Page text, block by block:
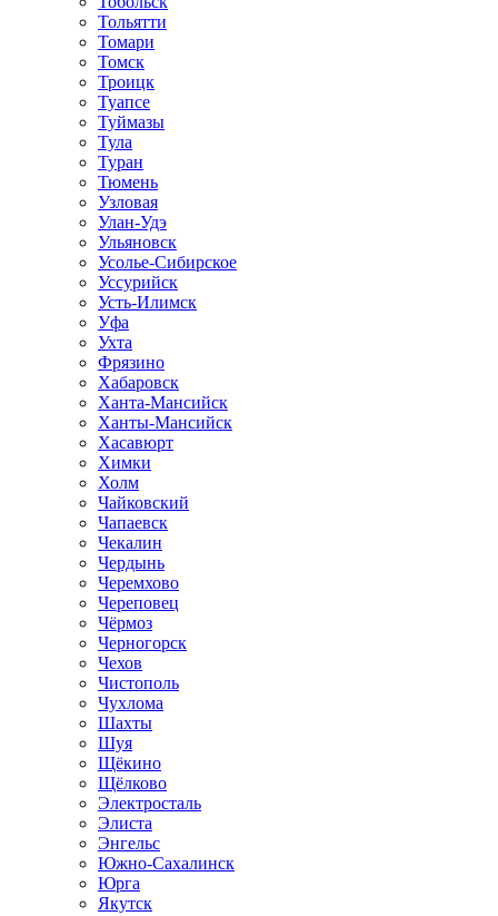
Тольятти
Томари
Томск
Троицк
Туапсе
Туймазы
Тула
Туран
Тюмень
Узловая
Улан-Удэ
Ульяновск
Усолье-Сибирское
Уссурийск
Усть-Илимск
Уфа
Ухта
Фрязино
Хабаровск
Ханта-Мансийск
Ханты-Мансийск
Хасавюрт
Химки
Холм
Чайковский
Чапаевск
Чекалин
Чердынь
Черемхово
Череповец
Чёрмоз
Черногорск
Чехов
Чистополь
Чухлома
Шахты
Шуя
Щёкино
Щёлково
Электросталь
Элиста
Энгельс
Южно-Сахалинск
Юрга
Якутск